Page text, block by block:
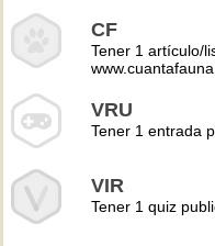
CF
Tener 1 artículo/
VRU
Tener 1 entrada
VIR
Tener 1 quiz